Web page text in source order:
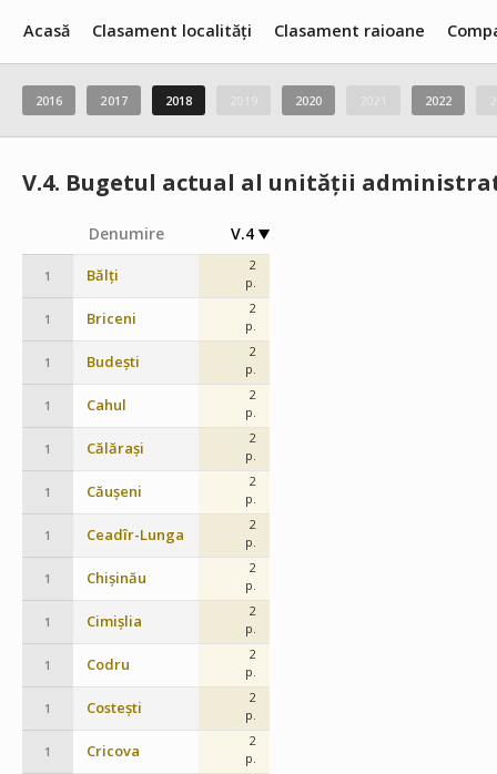
Acasă Clasament localități Clasament raioane
2016 2017 2018 2020 2022
V.4. Bugetul actual al unității
Denumire V.4
1 Bălți
2
p.
1 Briceni
2
p.
1 Budești
2
p.
1 Cahul
2
p.
1 Călărași
2
p.
1 Căușeni
2
p.
1 Ceadîr-Lunga
2
p.
1 Chișinău
2
p.
1 Cimișlia
2
p.
1 Codru
2
p.
1 Costești
2
p.
1 Cricova
2
p.